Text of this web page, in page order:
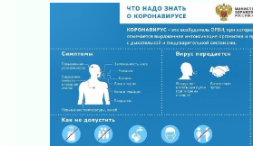
Ленобласти пополнится еще
29 июля 2026
Спасатели эвакуировали
поврежденной ногой из
округе
29 июля 2026